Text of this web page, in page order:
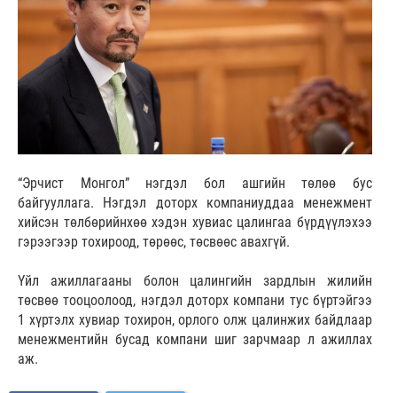
“Эрчист Монгол” нэгдэл бол ашгийн төлөө бус
байгууллага. Нэгдэл доторх компаниуддаа менежмент
хийсэн төлбөрийнхөө хэдэн хувиас цалингаа бүрдүүлэхээ
гэрээгээр тохироод, төрөөс, төсвөөс авахгүй.
Үйл ажиллагааны болон цалингийн зардлын жилийн
төсвөө тооцоолоод, нэгдэл доторх компани тус бүртэйгээ
1 хүртэлх хувиар тохирон, орлого олж цалинжих байдлаар
менежментийн бусад компани шиг зарчмаар л ажиллах
аж.